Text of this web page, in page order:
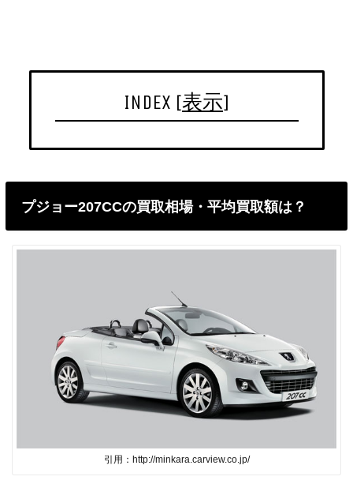
INDEX [表示]
プジョー207CCの買取相場・平均買取額は？
引用：http://minkara.carview.co.jp/